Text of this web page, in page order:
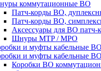
коммутационные ВО
Патч-корды ВО,
Патч-корды ВО,
Аксессуары для ВО патч-
Шнуры MTP / MPO
и муфты кабельные ВО
и муфты кабельные ВО
Коробки ВО